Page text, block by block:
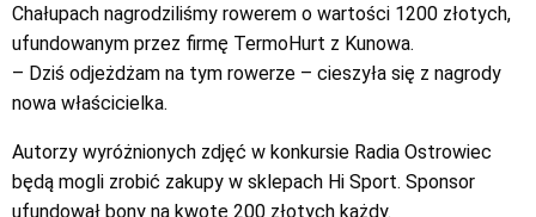
Chałupach nagrodziliśmy rowerem o wartości 1200 złotych,
ufundowanym przez firmę TermoHurt z Kunowa.
– Dziś odjeżdżam na tym rowerze – cieszyła się z nagrody
nowa właścicielka.
Autorzy wyróżnionych zdjęć w konkursie Radia Ostrowiec
będą mogli zrobić zakupy w sklepach Hi Sport. Sponsor
ufundował bony na kwotę 200 złotych każdy.